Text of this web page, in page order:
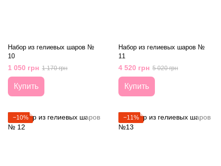
Набор из гелиевых шаров №
10
1 050 грн 1 170 грн
Купить
Набор из гелиевых шаров №
11
4 520 грн 5 020 грн
Купить
−10% −11%